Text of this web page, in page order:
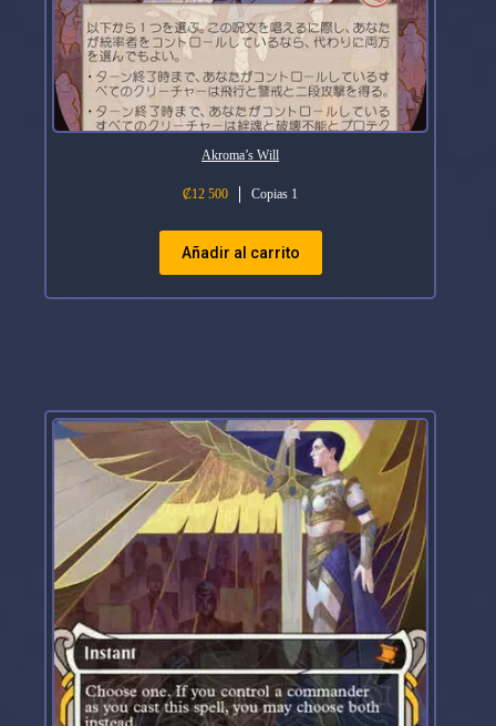
Akroma’s Will
₡12 500 Copias 1
Añadir al carrito